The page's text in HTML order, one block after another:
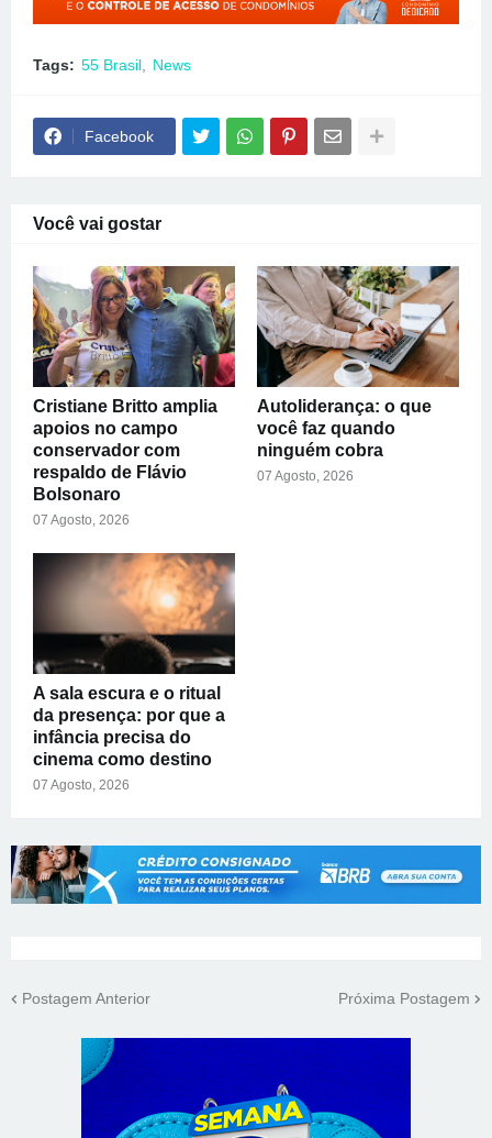
Tags: 55 Brasil News
Facebook
Você vai gostar
Cristiane Britto amplia
apoios no campo
conservador com
respaldo de Flávio
Bolsonaro
07 Agosto, 2026
Autoliderança: o que
você faz quando
ninguém cobra
07 Agosto, 2026
A sala escura e o ritual
da presença: por que a
infância precisa do
cinema como destino
07 Agosto, 2026
Postagem Anterior Próxima Postagem